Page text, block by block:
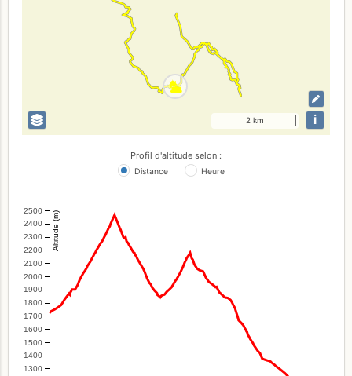
2 km i
Profil d'altitude selon :
Distance Heure
1300
1400
1500
1600
1700
1800
1900
2000
2100
2200
2300
2400
2500 Altitude (m)